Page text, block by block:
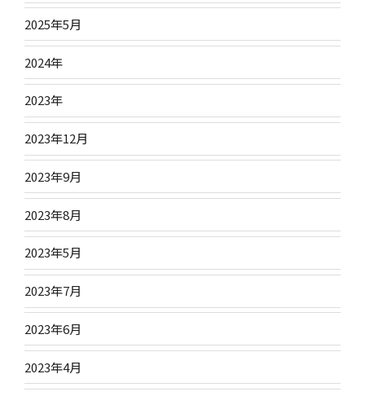
2025年5月
2024年
2023年
2023年12月
2023年9月
2023年8月
2023年5月
2023年7月
2023年6月
2023年4月